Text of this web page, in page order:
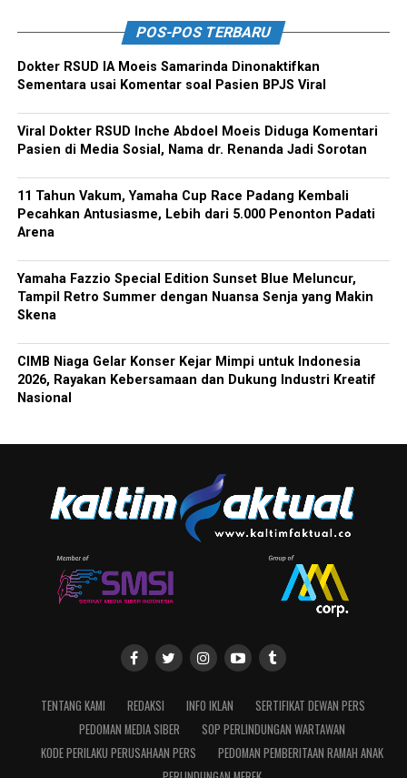
POS-POS TERBARU
Dokter RSUD IA Moeis Samarinda Dinonaktifkan
Sementara usai Komentar soal Pasien BPJS Viral
Viral Dokter RSUD Inche Abdoel Moeis Diduga Komentari
Pasien di Media Sosial, Nama dr. Renanda Jadi Sorotan
11 Tahun Vakum, Yamaha Cup Race Padang Kembali
Pecahkan Antusiasme, Lebih dari 5.000 Penonton Padati
Arena
Yamaha Fazzio Special Edition Sunset Blue Meluncur,
Tampil Retro Summer dengan Nuansa Senja yang Makin
Skena
CIMB Niaga Gelar Konser Kejar Mimpi untuk Indonesia
2026, Rayakan Kebersamaan dan Dukung Industri Kreatif
Nasional
TENTANG KAMI REDAKSI INFO IKLAN
SERTIFIKAT DEWAN PERS
PEDOMAN MEDIA SIBER
SOP PERLINDUNGAN WARTAWAN
KODE PERILAKU PERUSAHAAN PERS
PEDOMAN PEMBERITAAN RAMAH ANAK